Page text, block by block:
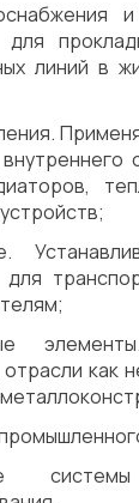
для
линий в
для
как